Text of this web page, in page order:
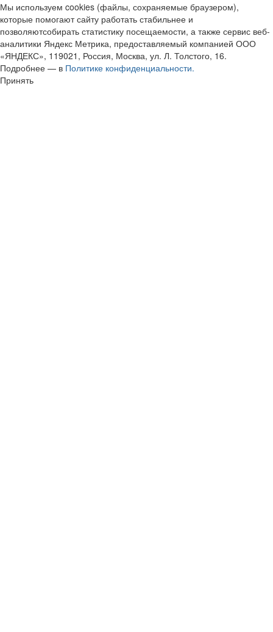
Мы используем cookies (файлы, сохраняемые браузером),
которые помогают сайту работать стабильнее и
позволяютсобирать статистику посещаемости, а также сервис веб-
аналитики Яндекс Метрика, предоставляемый компанией ООО
«ЯНДЕКС», 119021, Россия, Москва, ул. Л. Толстого, 16.
Подробнее — в Политике конфиденциальности.
Принять